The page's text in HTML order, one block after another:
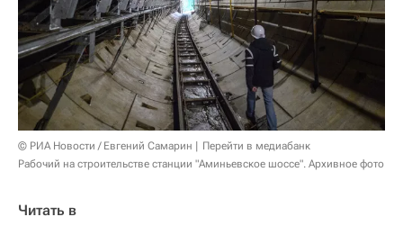
© РИА Новости / Евгений Самарин
Перейти в медиабанк
Рабочий на строительстве станции "Аминьевское шоссе". Архивное фото
Читать в